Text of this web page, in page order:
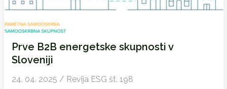
Prve B2B energetske skupnosti v
Sloveniji
24. 04. 2025 / Revija ESG št. 198